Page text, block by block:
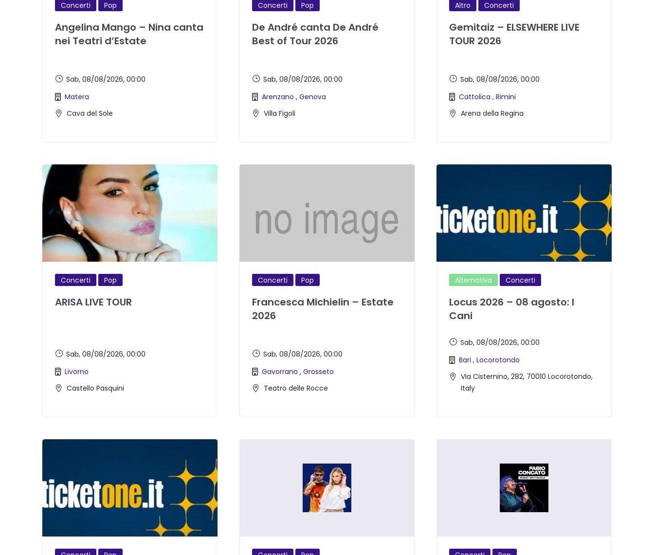
Concerti Pop
Angelina Mango – Nina canta
nei Teatri d’Estate
Cava del Sole
Matera
Sab, 08/08/2026, 00:00
Concerti Pop
De André canta De André
Best of Tour 2026
Villa Figoli
Arenzano , Genova
Sab, 08/08/2026, 00:00
Altro Concerti
Gemitaiz – ELSEWHERE LIVE
TOUR 2026
Arena della Regina
Cattolica , Rimini
Sab, 08/08/2026, 00:00
Concerti Pop
ARISA LIVE TOUR
Castello Pasquini
Livorno
Sab, 08/08/2026, 00:00
Concerti Pop
Francesca Michielin – Estate
2026
Teatro delle Rocce
Gavorrano , Grosseto
Sab, 08/08/2026, 00:00
Alternativa Concerti
Locus 2026 – 08 agosto: I
Cani
Via Cisternino, 282, 70010 Locorotondo,
Italy
Bari , Locorotondo
Sab, 08/08/2026, 00:00